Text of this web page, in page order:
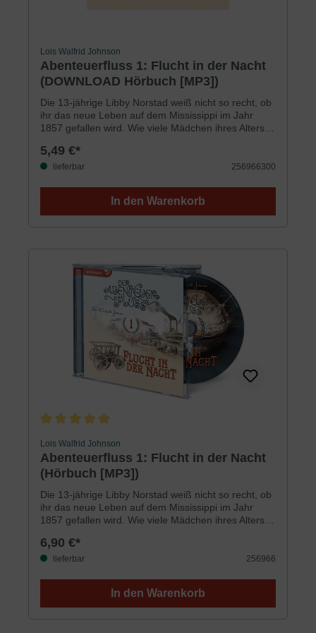
Lois Walfrid Johnson
Abenteuerfluss 1: Flucht in der Nacht
(DOWNLOAD Hörbuch [MP3])
Die 13-jährige Libby Norstad weiß nicht so recht, ob
ihr das neue Leben auf dem Mississippi im Jahr
1857 gefallen wird. Wie viele Mädchen ihres Alters
ist auch nicht einfacher mit Caleb, dem
Schiffsjungen, der immer irgendeine geheime
scheint, Libby unglücklich zu machen.Als ein
entlaufener Sklave an Bord kommt, werden Libby
und Caleb unvermutet zusammen in die
Dampfschiff und den freien nördlichen Staaten. Wird
es ihnen je gelingen, Jordan trotz der Bluthunde, die
ihre Spuren erschnüffeln, in Sicherheit zu bringen?
Für Jungen und Mädchen ab 9 JahrenSprecherin:
Ulrike Duinmeyer-BolikLaufzeit: 365 Minuten441 MB
5,49 €*
lieferbar 256966300
In den Warenkorb
Lois Walfrid Johnson
Abenteuerfluss 1: Flucht in der Nacht
(Hörbuch [MP3])
Die 13-jährige Libby Norstad weiß nicht so recht, ob
ihr das neue Leben auf dem Mississippi im Jahr
1857 gefallen wird. Wie viele Mädchen ihres Alters
ist auch nicht einfacher mit Caleb, dem
Schiffsjungen, der immer irgendeine geheime
scheint, Libby unglücklich zu machen.Als ein
entlaufener Sklave an Bord kommt, werden Libby
und Caleb unvermutet zusammen in die
6,90 €*
lieferbar 256966
In den Warenkorb